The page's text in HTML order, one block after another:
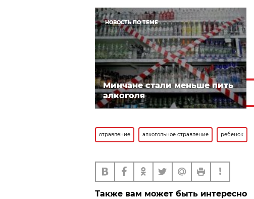
НОВОСТЬ ПО ТЕМЕ
Минчане стали меньше пить
алкоголя
отравление алкогольное отравление ребенок
Также вам может быть интересно